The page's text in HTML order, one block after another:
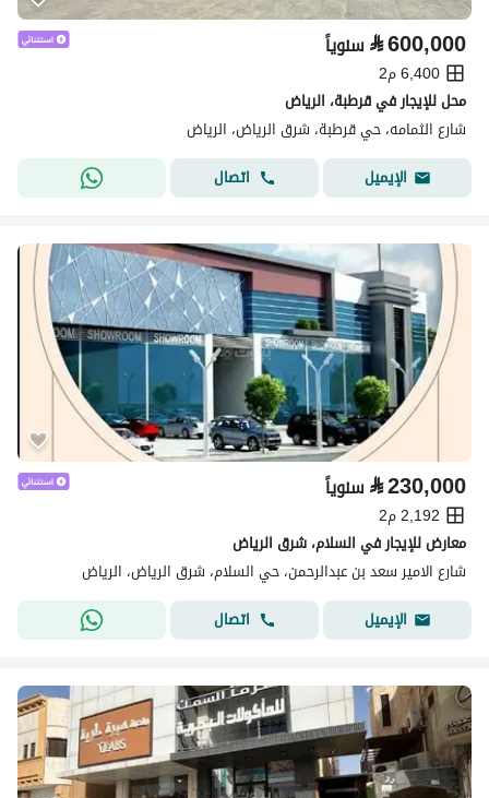
⃁600,000 سنوياً
6,400 م2
محل للإيجار في قرطبة، الرياض
شارع الثمامه، حي قرطبة، شرق الرياض، الرياض
الإيميل
اتصال
⃁230,000 سنوياً
2,192 م2
معارض للإيجار في السلام، شرق الرياض
شارع الامير سعد بن عبدالرحمن، حي السلام، شرق الرياض، الرياض
الإيميل
اتصال